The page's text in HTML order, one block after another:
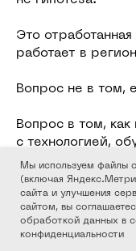
Мы используем файлы
(включая
сайта и улучшения
сайтом, вы
обработкой данных в
конфиденциальности
Это
работает в
Вопрос не в том,
Вопрос в том,
с технологией,
2026-02-28 13:00